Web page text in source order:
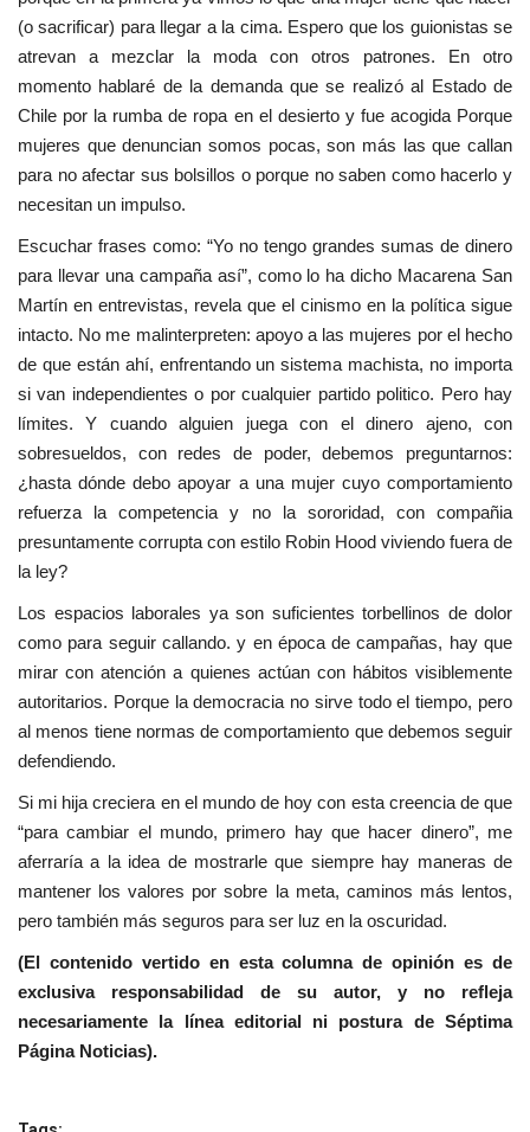
(o sacrificar) para llegar a la cima. Espero que los guionistas se
atrevan a mezclar la moda con otros patrones. En otro
momento hablaré de la demanda que se realizó al Estado de
Chile por la rumba de ropa en el desierto y fue acogida Porque
mujeres que denuncian somos pocas, son más las que callan
para no afectar sus bolsillos o porque no saben como hacerlo y
necesitan un impulso.
Escuchar frases como: “Yo no tengo grandes sumas de dinero
para llevar una campaña así”, como lo ha dicho Macarena San
Martín en entrevistas, revela que el cinismo en la política sigue
intacto. No me malinterpreten: apoyo a las mujeres por el hecho
de que están ahí, enfrentando un sistema machista, no importa
si van independientes o por cualquier partido politico. Pero hay
límites. Y cuando alguien juega con el dinero ajeno, con
sobresueldos, con redes de poder, debemos preguntarnos:
¿hasta dónde debo apoyar a una mujer cuyo comportamiento
refuerza la competencia y no la sororidad, con compañia
presuntamente corrupta con estilo Robin Hood viviendo fuera de
la ley?
Los espacios laborales ya son suficientes torbellinos de dolor
como para seguir callando. y en época de campañas, hay que
mirar con atención a quienes actúan con hábitos visiblemente
autoritarios. Porque la democracia no sirve todo el tiempo, pero
al menos tiene normas de comportamiento que debemos seguir
defendiendo.
Si mi hija creciera en el mundo de hoy con esta creencia de que
“para cambiar el mundo, primero hay que hacer dinero”, me
aferraría a la idea de mostrarle que siempre hay maneras de
mantener los valores por sobre la meta, caminos más lentos,
pero también más seguros para ser luz en la oscuridad.
(El contenido vertido en esta columna de opinión es de
exclusiva responsabilidad de su autor, y no refleja
necesariamente la línea editorial ni postura de Séptima
Página Noticias).